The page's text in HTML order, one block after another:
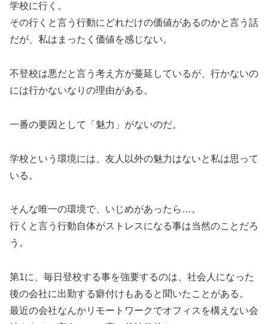
学校に行く。
その行くと言う行動にどれだけの価値があるのかと言う話
だが、私はまったく価値を感じない。
不登校は悪だと言う考え方が蔓延しているが、行かないの
には行かないなりの理由がある。
一番の要因として「魅力」がないのだ。
学校という環境には、友人以外の魅力はないと私は思って
いる。
そんな唯一の環境で、いじめがあったら…。
行くと言う行動自体がストレスになる事は当然のことだろ
う。
第1に、毎日登校する事を強要するのは、社会人になった
後の会社に出勤する癖付けもあると聞いたことがある。
最近の会社なんかリモートワークでオフィスを構えない会